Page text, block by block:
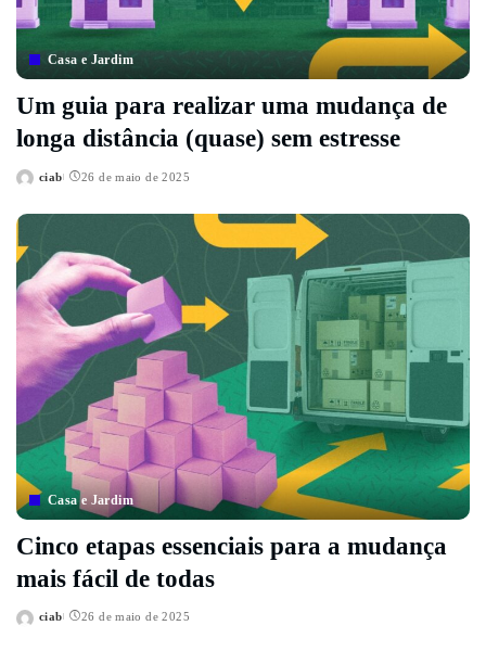
Casa e Jardim
Um guia para realizar uma mudança de
longa distância (quase) sem estresse
Posted
ciab 26 de maio de 2025
Casa e Jardim
Cinco etapas essenciais para a mudança
mais fácil de todas
Posted
ciab 26 de maio de 2025